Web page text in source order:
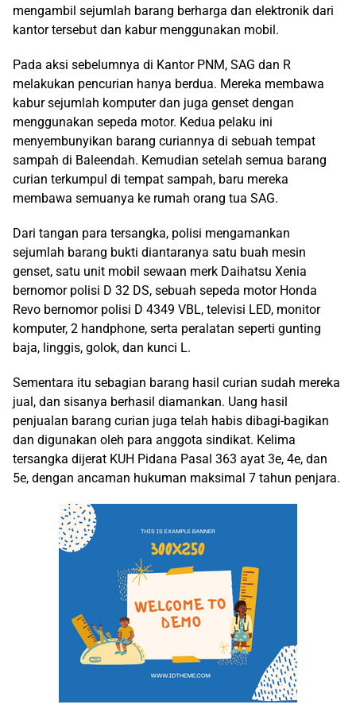
mengambil sejumlah barang berharga dan elektronik dari
kantor tersebut dan kabur menggunakan mobil.
Pada aksi sebelumnya di Kantor PNM, SAG dan R
melakukan pencurian hanya berdua. Mereka membawa
kabur sejumlah komputer dan juga genset dengan
menggunakan sepeda motor. Kedua pelaku ini
menyembunyikan barang curiannya di sebuah tempat
sampah di Baleendah. Kemudian setelah semua barang
curian terkumpul di tempat sampah, baru mereka
membawa semuanya ke rumah orang tua SAG.
Dari tangan para tersangka, polisi mengamankan
sejumlah barang bukti diantaranya satu buah mesin
genset, satu unit mobil sewaan merk Daihatsu Xenia
bernomor polisi D 32 DS, sebuah sepeda motor Honda
Revo bernomor polisi D 4349 VBL, televisi LED, monitor
komputer, 2 handphone, serta peralatan seperti gunting
baja, linggis, golok, dan kunci L.
Sementara itu sebagian barang hasil curian sudah mereka
jual, dan sisanya berhasil diamankan. Uang hasil
penjualan barang curian juga telah habis dibagi-bagikan
dan digunakan oleh para anggota sindikat. Kelima
tersangka dijerat KUH Pidana Pasal 363 ayat 3e, 4e, dan
5e, dengan ancaman hukuman maksimal 7 tahun penjara.